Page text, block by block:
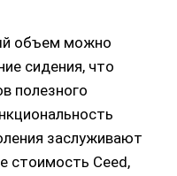
объем можно
сидения, что
полезного
заслуживают
стоимость Ceed,